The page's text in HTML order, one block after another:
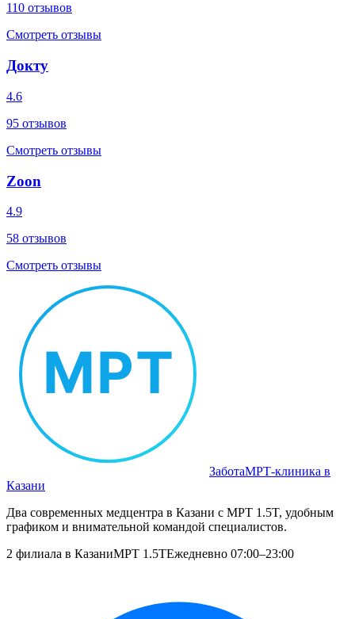
110 отзывов
Смотреть отзывы
Докту
4.6
95 отзывов
Смотреть отзывы
Zoon
4.9
58 отзывов
Смотреть отзывы
ЗаботаМРТ‑клиника в
Казани
Два современных медцентра в Казани с МРТ 1.5T, удобным
графиком и внимательной командой специалистов.
2 филиала в КазаниМРТ 1.5TЕжедневно 07:00–23:00